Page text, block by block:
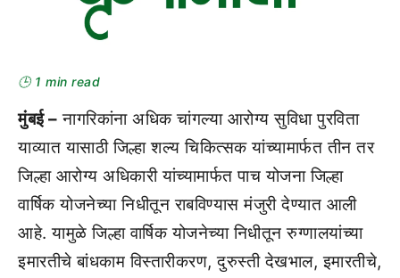
🕒 1 min read
मुंबई – नागरिकांना अधिक चांगल्या आरोग्य सुविधा पुरविता
याव्यात यासाठी जिल्हा शल्य चिकित्सक यांच्यामार्फत तीन तर
जिल्हा आरोग्य अधिकारी यांच्यामार्फत पाच योजना जिल्हा
वार्षिक योजनेच्या निधीतून राबविण्यास मंजुरी देण्यात आली
आहे. यामुळे जिल्हा वार्षिक योजनेच्या निधीतून रुग्णालयांच्या
इमारतीचे बांधकाम विस्तारीकरण, दुरुस्ती देखभाल, इमारतीचे,